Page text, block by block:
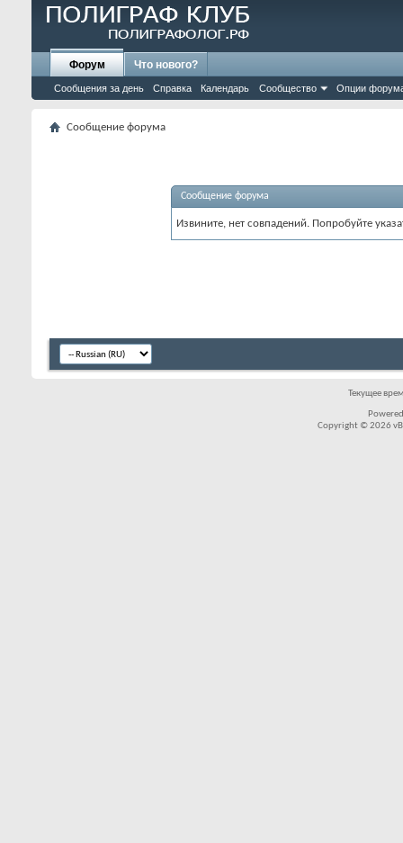
Форум
Сообщения за день Справка Календарь Сообщество Опции
Что нового?
Сообщение форума
Сообщение форума
Извините, нет совпадений. Попробуйте
Текущее
Copyright © 2026